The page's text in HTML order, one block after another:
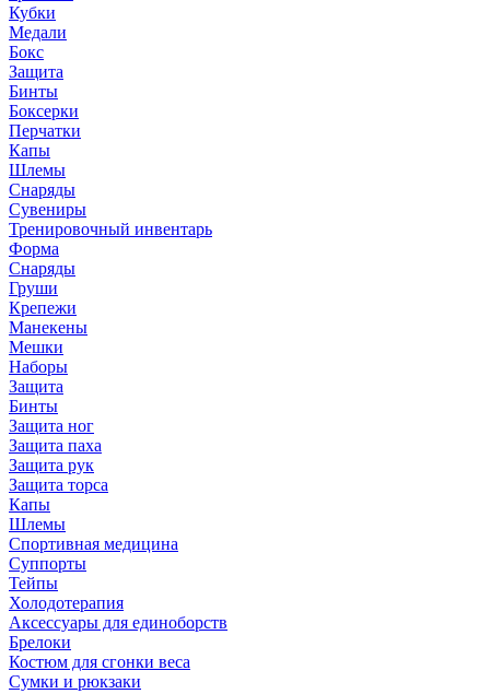
Кубки
Медали
Бокс
Защита
Бинты
Боксерки
Перчатки
Капы
Шлемы
Снаряды
Сувениры
Тренировочный инвентарь
Форма
Снаряды
Груши
Крепежи
Манекены
Мешки
Наборы
Защита
Бинты
Защита ног
Защита паха
Защита рук
Защита торса
Капы
Шлемы
Спортивная медицина
Суппорты
Тейпы
Холодотерапия
Аксессуары для единоборств
Брелоки
Костюм для сгонки веса
Сумки и рюкзаки